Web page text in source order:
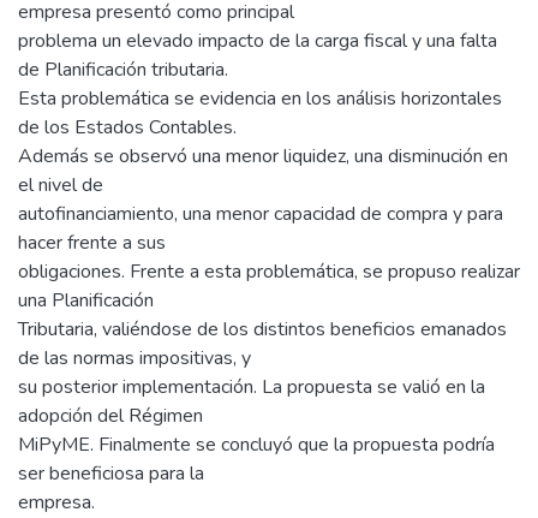
empresa presentó como principal
problema un elevado impacto de la carga fiscal y una falta
de Planificación tributaria.
Esta problemática se evidencia en los análisis horizontales
de los Estados Contables.
Además se observó una menor liquidez, una disminución en
el nivel de
autofinanciamiento, una menor capacidad de compra y para
hacer frente a sus
obligaciones. Frente a esta problemática, se propuso realizar
una Planificación
Tributaria, valiéndose de los distintos beneficios emanados
de las normas impositivas, y
su posterior implementación. La propuesta se valió en la
adopción del Régimen
MiPyME. Finalmente se concluyó que la propuesta podría
ser beneficiosa para la
empresa.